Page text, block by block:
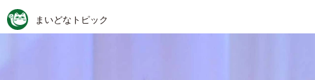
まいどなトピック